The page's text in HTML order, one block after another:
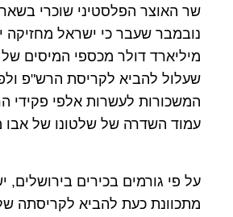
שר האוצר הפלסטיני שוכרי
נובמבר שעבר כי ישראל מחזיקה
מיליארד דולר מכספי המיסים
שעלול להביא לקריסת הרש"פ
המשכורות לעשרות אלפי פקידי
עמוד השדרה של שלטונו של אבו
על פי גורמים בכירים בירושלים,
מתכוונת כעת להביא לקריסתה